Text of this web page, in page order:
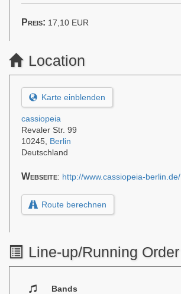
Preis: 17,10 EUR
Location
Karte einblenden
cassiopeia
Revaler Str. 99
10245 Berlin
Deutschland
Webseite: http://www.cassiopeia-berlin.de/
Route berechnen
Line-up/Running Order
Bands